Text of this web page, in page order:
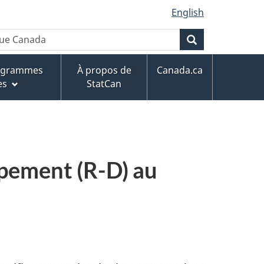
English
Canada
À propos de
StatCan
Canada.ca
(R-D) au